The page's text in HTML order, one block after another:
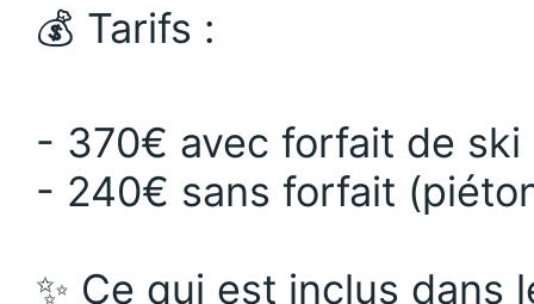
💰 Tarifs :
- 370€ avec forfait de ski
- 240€ sans forfait
✨ Ce qui est inclus dans